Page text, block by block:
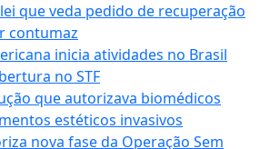
que veda pedido de recuperação
contumaz
inicia atividades no Brasil
no STF
que autorizava biomédicos
estéticos invasivos
nova fase da Operação Sem